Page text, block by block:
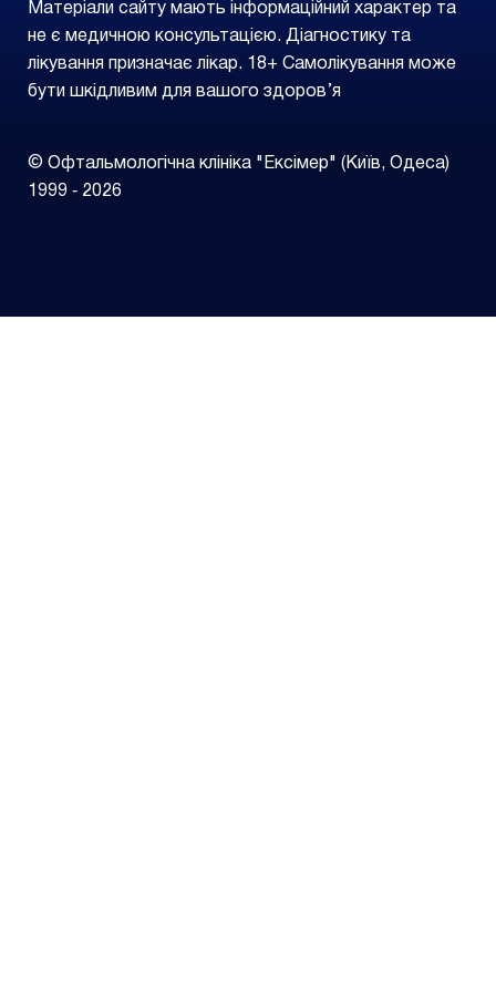
Матеріали сайту мають інформаційний характер та
не є медичною консультацією. Діагностику та
лікування призначає лікар. 18+ Самолікування може
бути шкідливим для вашого здоров’я
© Офтальмологічна клініка "Ексімер" (Київ, Одеса)
1999 ‑ 2026